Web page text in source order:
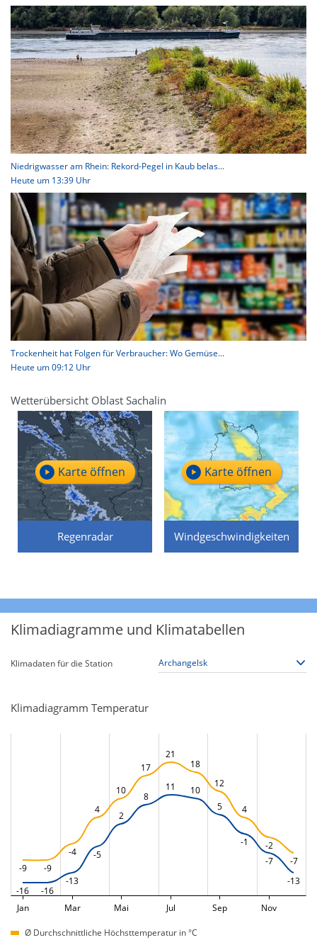
Niedrigwasser am Rhein: Rekord-Pegel in Kaub belas...
Heute um 13:39 Uhr
Trockenheit hat Folgen für Verbraucher: Wo Gemüse...
Heute um 09:12 Uhr
Wetterübersicht Oblast Sachalin
Regenradar
Karte öffnen
Windgeschwindigkeiten
Karte öffnen
Klimadiagramme und Klimatabellen
Klimadaten für die Station
Klimadiagramm Temperatur
-9 -9
-4
4
10
17
21
18
12
4
-2
-7
-16 -16
-13
-5
2
8
11
10
5
-1
-7
-13
Jan Mar Mai Jul Sep Nov
Ø Durchschnittliche Höchsttemperatur in °C